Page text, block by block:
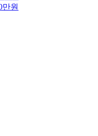
만원